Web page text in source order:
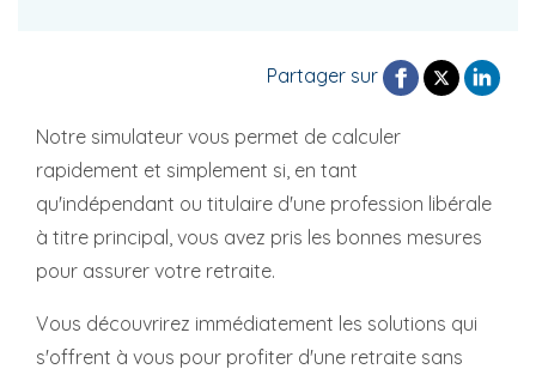
Partager sur
Notre simulateur vous permet de calculer
rapidement et simplement si, en tant
qu'indépendant ou titulaire d'une profession libérale
à titre principal, vous avez pris les bonnes mesures
pour assurer votre retraite.
Vous découvrirez immédiatement les solutions qui
s'offrent à vous pour profiter d'une retraite sans